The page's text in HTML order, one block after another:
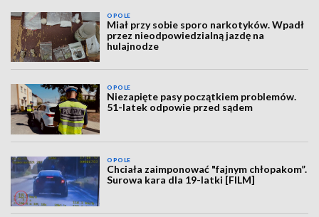
OPOLE
Miał przy sobie sporo narkotyków. Wpadł
przez nieodpowiedzialną jazdę na
hulajnodze
OPOLE
Niezapięte pasy początkiem problemów.
51-latek odpowie przed sądem
OPOLE
Chciała zaimponować "fajnym chłopakom”.
Surowa kara dla 19-latki [FILM]